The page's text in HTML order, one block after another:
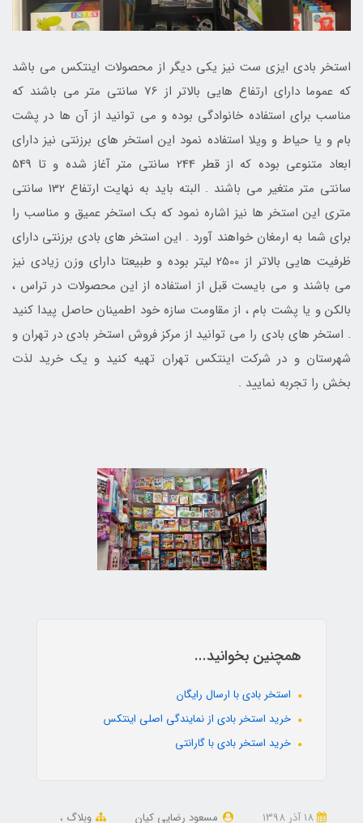
استخر بادی ایزی ست نیز یکی دیگر از محصولات اینتکس می باشد
که عموما دارای ارتفاع هایی بالاتر از 76 سانتی متر می باشند که
مناسب برای استفاده خانوادگی بوده و می توانید از آن ها در پشت
بام و یا حیاط و ویلا استفاده نمود این استخر های برزنتی نیز دارای
ابعاد متنوعی بوده که از قطر 244 سانتی متر آغاز شده و تا 549
سانتی متر متغیر می باشند . البته باید به نهایت ارتفاع 132 سانتی
متری این استخر ها نیز اشاره نمود که بک استخر عمیق و مناسب را
برای شما به ارمغان خواهند آورد . این استخر های بادی برزنتی دارای
ظرفیت هایی بالاتر از 2500 لیتر بوده و طبیعتا دارای وزن زیادی نیز
می باشند و می بایست قبل از استفاده از این محصولات در تراس ،
بالکن و یا پشت بام ، از مقاومت سازه خود اطمینان حاصل پیدا کنید
. استخر های بادی را می توانید از مرکز فروش استخر بادی در تهران و
شهرستان و در شرکت اینتکس تهران تهیه کنید و یک خرید لذت
بخش را تجربه نمایید .
همچنین بخوانید...
استخر بادی با ارسال رایگان
خرید استخر بادی از نمایندگی اصلی اینتکس
خرید استخر بادی با گارانتی
مسعود رضایی کیان وبلاگ